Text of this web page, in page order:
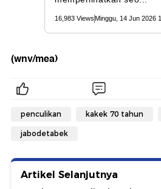
(wnv/mea)
penculikan kakek 70 tahun
jabodetabek
Artikel Selanjutnya